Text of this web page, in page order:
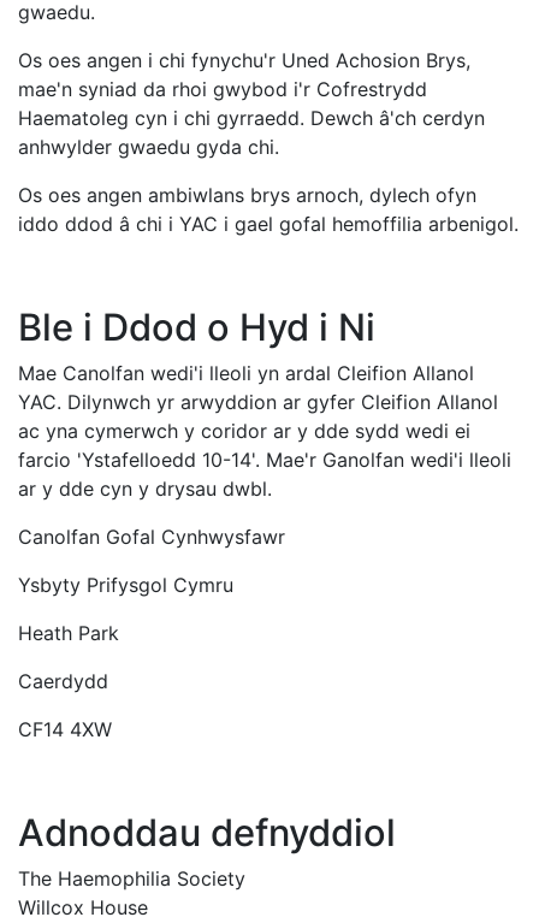
gwaedu.
Os oes angen i chi fynychu'r Uned Achosion Brys,
mae'n syniad da rhoi gwybod i'r Cofrestrydd
Haematoleg cyn i chi gyrraedd. Dewch â'ch cerdyn
anhwylder gwaedu gyda chi.
Os oes angen ambiwlans brys arnoch, dylech ofyn
iddo ddod â chi i YAC i gael gofal hemoffilia arbenigol.
Ble i Ddod o Hyd i Ni
Mae Canolfan wedi'i lleoli yn ardal Cleifion Allanol
YAC. Dilynwch yr arwyddion ar gyfer Cleifion Allanol
ac yna cymerwch y coridor ar y dde sydd wedi ei
farcio 'Ystafelloedd 10-14'. Mae'r Ganolfan wedi'i lleoli
ar y dde cyn y drysau dwbl.
Canolfan Gofal Cynhwysfawr
Ysbyty Prifysgol Cymru
Heath Park
Caerdydd
CF14 4XW
Adnoddau defnyddiol
The Haemophilia Society
Willcox House